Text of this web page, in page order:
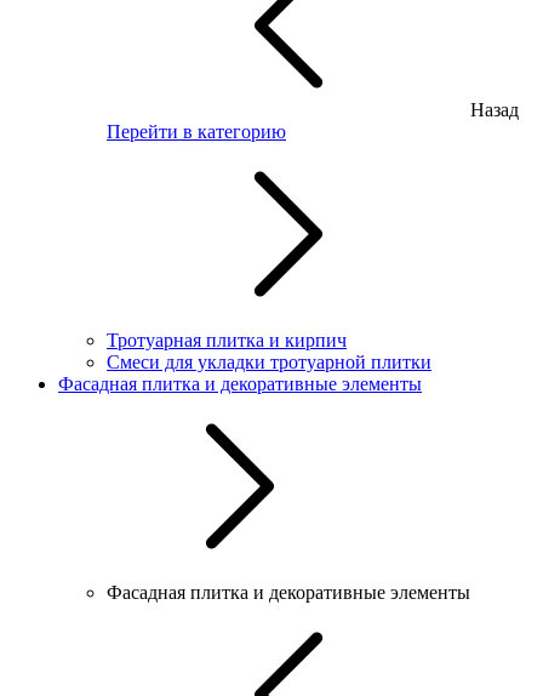
Назад
Перейти в категорию
Тротуарная плитка и кирпич
Смеси для укладки тротуарной плитки
Фасадная плитка и декоративные элементы
Фасадная плитка и декоративные элементы